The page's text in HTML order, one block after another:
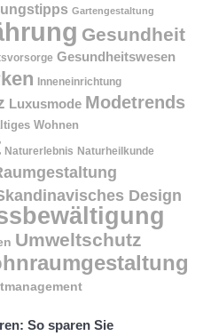
Gartengestaltung
Gesundheit
Gesundheitswesen
Inneneinrichtung
Luxusmode Modetrends
Wohnen
Naturerlebnis Naturheilkunde
Design
Umweltschutz
So sparen Sie